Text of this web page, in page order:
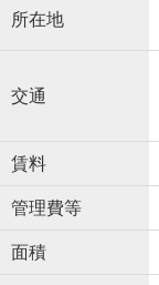
所在地
交通
賃料
管理費等
面積